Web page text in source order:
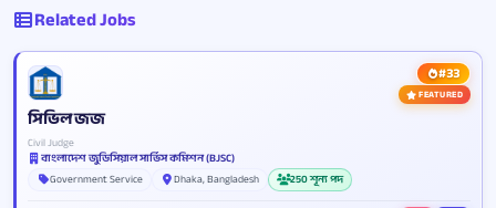
Related Jobs
#33
FEATURED
সিভিল জজ
Civil Judge
বাংলাদেশ জুডিসিয়াল সার্ভিস কমিশন (BJSC)
Government Service
Dhaka, Bangladesh 250 শূন্য পদ